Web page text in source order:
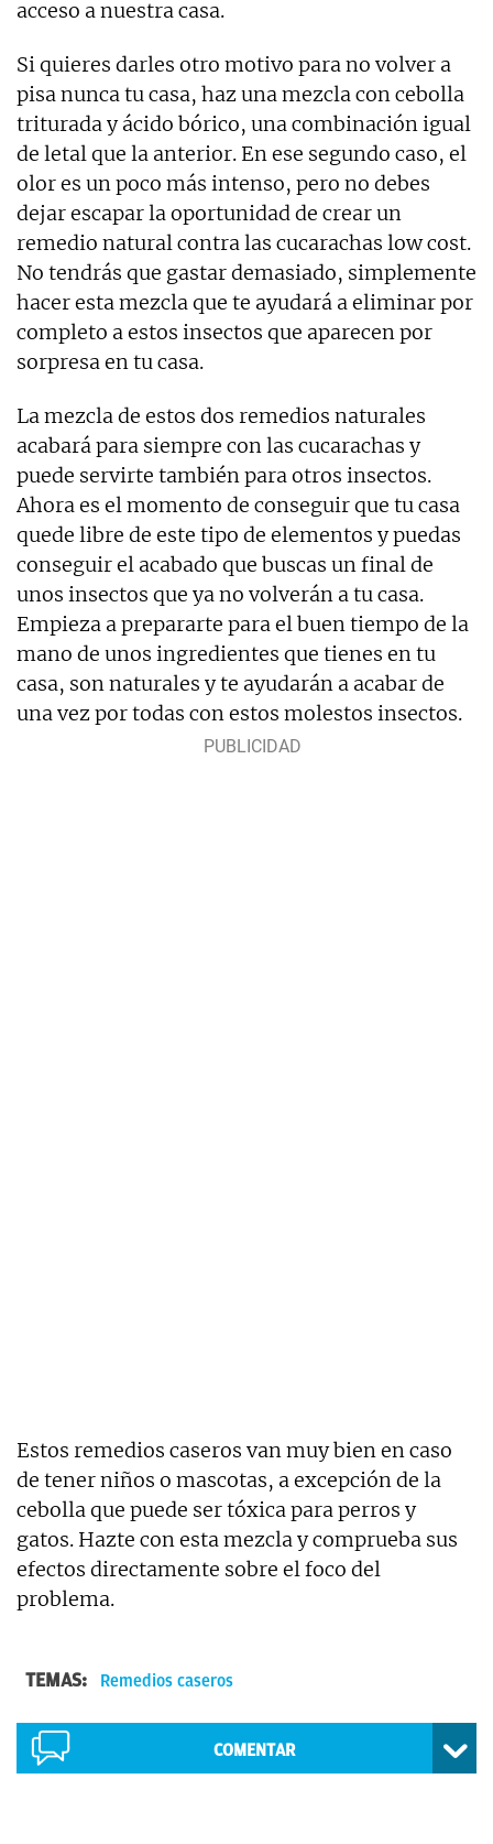
acceso a nuestra casa.
Si quieres darles otro motivo para no volver a
pisa nunca tu casa, haz una mezcla con cebolla
triturada y ácido bórico, una combinación igual
de letal que la anterior. En ese segundo caso, el
olor es un poco más intenso, pero no debes
dejar escapar la oportunidad de crear un
remedio natural contra las cucarachas low cost.
No tendrás que gastar demasiado, simplemente
hacer esta mezcla que te ayudará a eliminar por
completo a estos insectos que aparecen por
sorpresa en tu casa.
La mezcla de estos dos remedios naturales
acabará para siempre con las cucarachas y
puede servirte también para otros insectos.
Ahora es el momento de conseguir que tu casa
quede libre de este tipo de elementos y puedas
conseguir el acabado que buscas un final de
unos insectos que ya no volverán a tu casa.
Empieza a prepararte para el buen tiempo de la
mano de unos ingredientes que tienes en tu
casa, son naturales y te ayudarán a acabar de
una vez por todas con estos molestos insectos.
Estos remedios caseros van muy bien en caso
de tener niños o mascotas, a excepción de la
cebolla que puede ser tóxica para perros y
gatos. Hazte con esta mezcla y comprueba sus
efectos directamente sobre el foco del
problema.
TEMAS: Remedios caseros
COMENTAR